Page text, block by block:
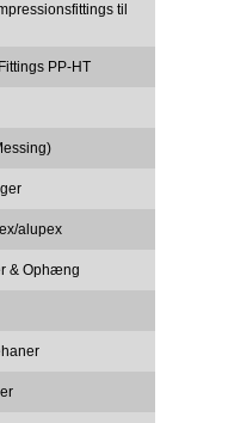
til
PP-HT
alupex
& Ophæng